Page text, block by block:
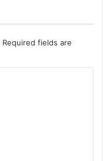
Required fields are